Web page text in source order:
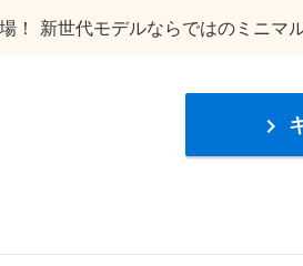
！ 新世代モデルならではのミニマ
